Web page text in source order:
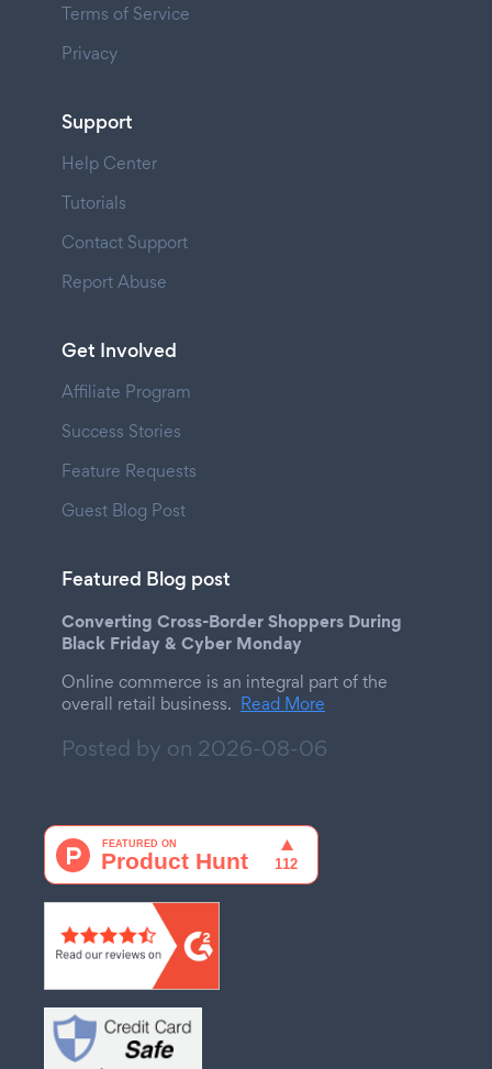
Terms of Service
Privacy
Support
Help Center
Tutorials
Contact Support
Report Abuse
Get Involved
Affiliate Program
Success Stories
Feature Requests
Guest Blog Post
Featured Blog post
Converting Cross-Border Shoppers During
Black Friday & Cyber Monday
Online commerce is an integral part of the
overall retail business. Read More
Posted by on 2026-08-06